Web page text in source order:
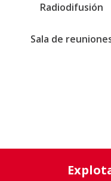
Radiodifusión
Sala de